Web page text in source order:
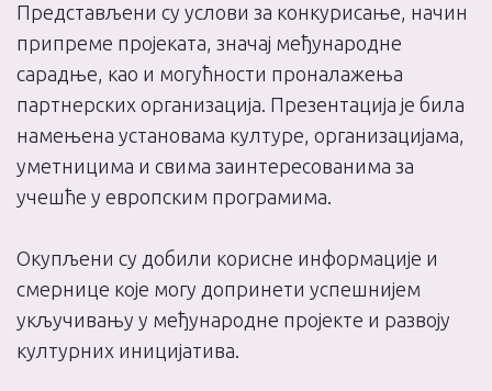
Представљени су услови за конкурисање, начин
припреме пројеката, значај међународне
сарадње, као и могућности проналажења
партнерских организација. Презентација је била
намењена установама културе, организацијама,
уметницима и свима заинтересованима за
учешће у европским програмима.
Окупљени су добили корисне информације и
смернице које могу допринети успешнијем
укључивању у међународне пројекте и развоју
културних иницијатива.